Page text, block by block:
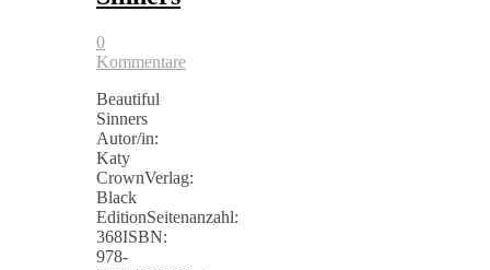
0
Kommentare
Beautiful
Sinners
Autor/in:
Katy
CrownVerlag:
Black
EditionSeitenanzahl:
368ISBN:
978-